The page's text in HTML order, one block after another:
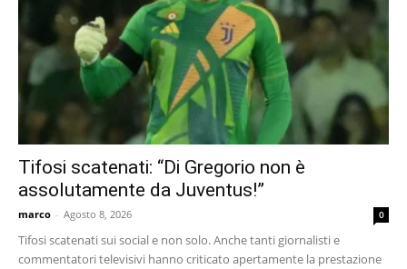
Tifosi scatenati: “Di Gregorio non è
assolutamente da Juventus!”
marco - Agosto 8, 2026 0
Tifosi scatenati sui social e non solo. Anche tanti giornalisti e
commentatori televisivi hanno criticato apertamente la prestazione